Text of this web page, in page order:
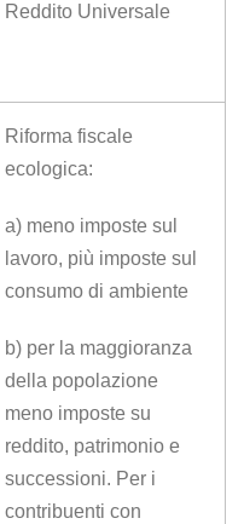
Reddito Universale
Riforma fiscale
ecologica:
a) meno imposte sul
lavoro, più imposte sul
consumo di ambiente
b) per la maggioranza
della popolazione
meno imposte su
reddito, patrimonio e
successioni. Per i
contribuenti con